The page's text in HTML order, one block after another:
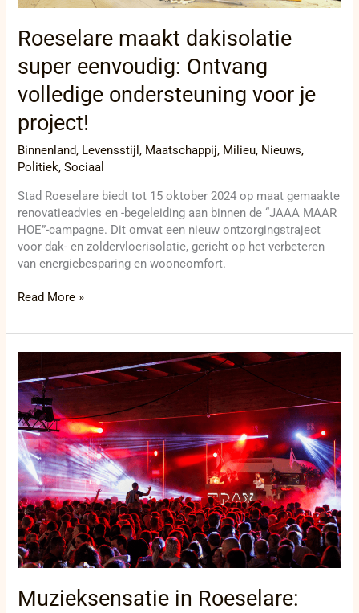
Roeselare maakt dakisolatie
super eenvoudig: Ontvang
volledige ondersteuning voor je
project!
Binnenland, Levensstijl, Maatschappij, Milieu, Nieuws,
Politiek,Sociaal
Stad Roeselare biedt tot 15 oktober 2024 op maat gemaakte
renovatieadvies en -begeleiding aan binnen de “JAAA MAAR
HOE”-campagne. Dit omvat een nieuw ontzorgingstraject
voor dak- en zoldervloerisolatie, gericht op het verbeteren
van energiebesparing en wooncomfort.
voor
project!
Read More »
Muzieksensatie in Roeselare:
Muzieksensatie
in
Roeselare:
Gabriel
Rios
komt
naar
TRAX